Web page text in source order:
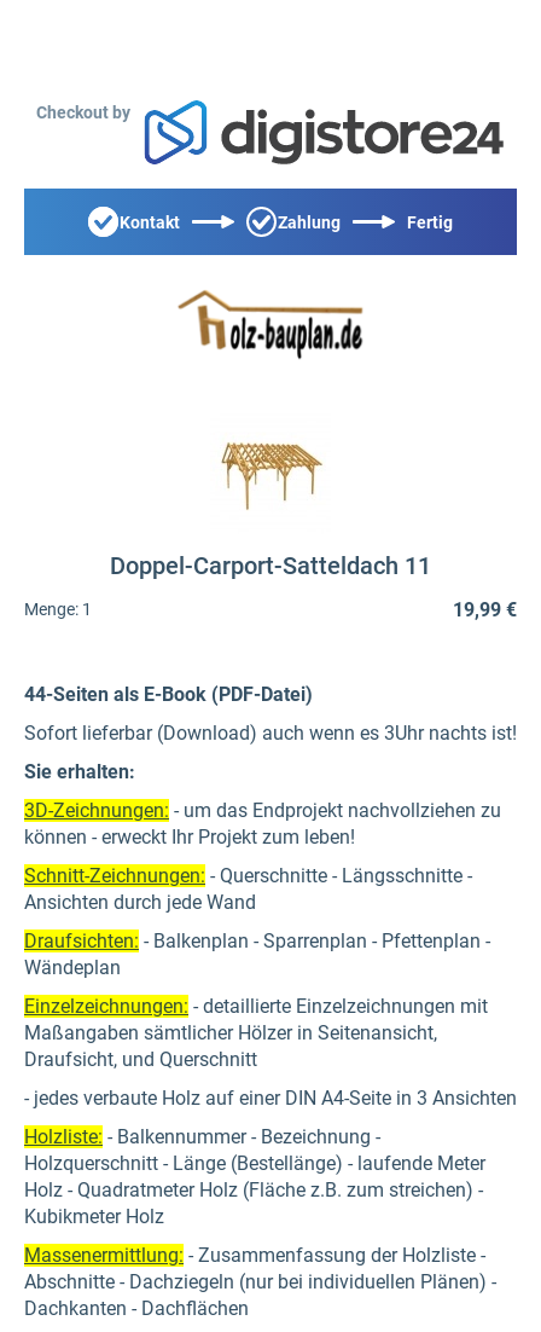
Checkout by
Kontakt Zahlung Fertig
Doppel-Carport-Satteldach 11
Menge: 1 19,99 €
44-Seiten als E-Book (PDF-Datei)
Sofort lieferbar (Download) auch wenn es 3Uhr nachts ist!
Sie erhalten:
3D-Zeichnungen: - um das Endprojekt nachvollziehen zu
können - erweckt Ihr Projekt zum leben!
Schnitt-Zeichnungen: - Querschnitte - Längsschnitte -
Ansichten durch jede Wand
Draufsichten: - Balkenplan - Sparrenplan - Pfettenplan -
Wändeplan
Einzelzeichnungen: - detaillierte Einzelzeichnungen mit
Maßangaben sämtlicher Hölzer in Seitenansicht,
Draufsicht, und Querschnitt
- jedes verbaute Holz auf einer DIN A4-Seite in 3 Ansichten
Holzliste: - Balkennummer - Bezeichnung -
Holzquerschnitt - Länge (Bestellänge) - laufende Meter
Holz - Quadratmeter Holz (Fläche z.B. zum streichen) -
Kubikmeter Holz
Massenermittlung: - Zusammenfassung der Holzliste -
Abschnitte - Dachziegeln (nur bei individuellen Plänen) -
Dachkanten - Dachflächen